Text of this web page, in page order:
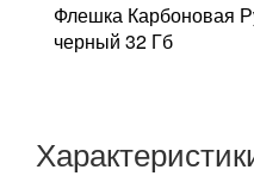
Флешка Карбоновая
черный 32 Гб